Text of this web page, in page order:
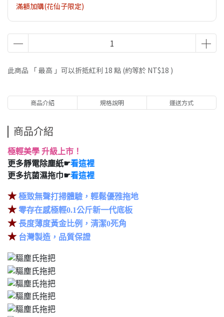
滿額加購(花仙子限定)
此商品 「 最高 」可以折抵紅利 18 點 (約等於 NT$18 )
商品介紹 規格說明 運送方式
商品介紹
極輕美學 升級上市！
更多靜電除塵紙☛看這裡
更多抗菌濕拖巾☛看這裡
★ 極致無聲打掃體驗，輕鬆優雅拖地
★ 零存在感極輕0.1公斤新一代底板
★ 長度薄度黃金比例，清潔0死角
★ 台灣製造，品質保證